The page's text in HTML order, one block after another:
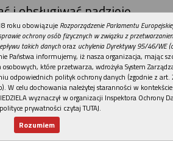
i obsługiwać nadzieję
dzień
REKLAMA
roku obowiązuje Rozporządzenie Parlamentu
ochrony osób fizycznych w związku z
takich danychoraz uchylenia Dyrektywy 95/46/WE
Państwa informujemy, iż nasza organizacja, mając
które przetwarza, wdrożyła System
odpowiednich polityk ochrony danych (zgodnie z art.
W celu dochowania należytej staranności w
wyznaczył w organizacji Inspektora Ochrony
prywatności czytaj TUTAJ.
Rozumiem